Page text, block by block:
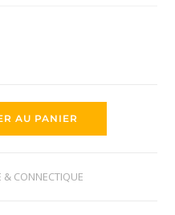
AU PANIER
& CONNECTIQUE